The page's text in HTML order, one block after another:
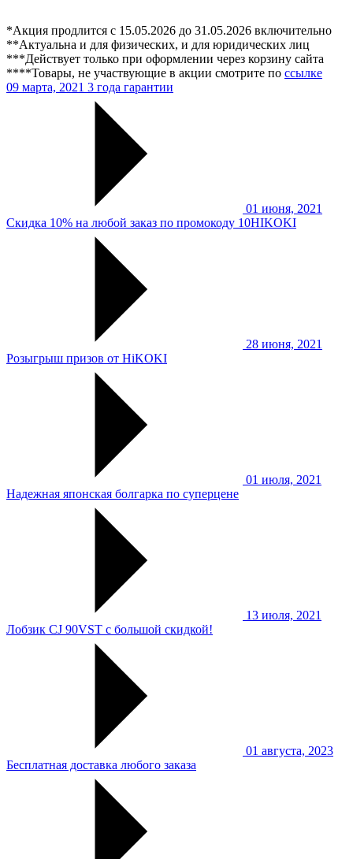
*Акция продлится с 15.05.2026 до 31.05.2026 включительно
**Актуальна и для физических, и для юридических лиц
***Действует только при оформлении через корзину сайта
****Товары, не участвующие в акции смотрите по ссылке
09 марта, 2021 3 года гарантии
01 июня, 2021
Скидка 10% на любой заказ по промокоду 10HIKOKI
28 июня, 2021
Розыгрыш призов от HiKOKI
01 июля, 2021
Надежная японская болгарка по суперцене
13 июля, 2021
Лобзик CJ 90VST с большой скидкой!
01 августа, 2023
Бесплатная доставка любого заказа